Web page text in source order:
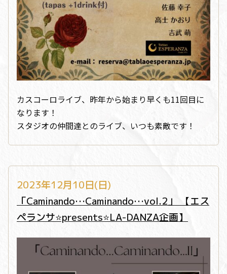
カスコーロライブ、昨年から始まり早くも11回目に
なります！
スタジオの仲間達とのライブ、いつも素敵です！
2023年12月10日(日)
「Caminando…Caminando…vol.2」 【エス
ペランサ⭐️presents⭐️LA-DANZA企画】